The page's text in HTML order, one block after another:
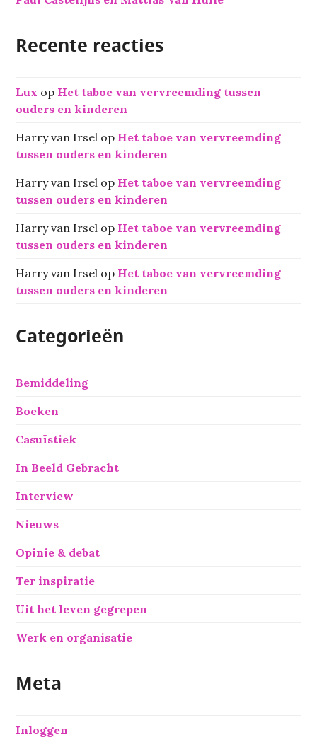
Recente reacties
Lux op Het taboe van vervreemding tussen
ouders en kinderen
Harry van Irsel op Het taboe van vervreemding
tussen ouders en kinderen
Harry van Irsel op Het taboe van vervreemding
tussen ouders en kinderen
Harry van Irsel op Het taboe van vervreemding
tussen ouders en kinderen
Harry van Irsel op Het taboe van vervreemding
tussen ouders en kinderen
Categorieën
Bemiddeling
Boeken
Casuïstiek
In Beeld Gebracht
Interview
Nieuws
Opinie & debat
Ter inspiratie
Uit het leven gegrepen
Werk en organisatie
Meta
Inloggen